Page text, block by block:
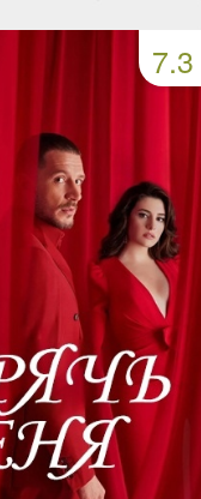
51 серия
55 серия
59 серия
63 серия
67 серия
71 серия
75 серия
7.3